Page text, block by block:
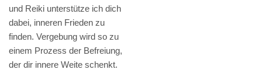
und Reiki unterstütze ich dich
dabei, inneren Frieden zu
finden. Vergebung wird so zu
einem Prozess der Befreiung,
der dir innere Weite schenkt.